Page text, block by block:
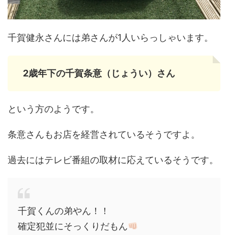
千賀健永さんには弟さんが1人いらっしゃいます。
2歳年下の千賀条意（じょうい）さん
という方のようです。
条意さんもお店を経営されているそうですよ。
過去にはテレビ番組の取材に応えているそうです。
千賀くんの弟やん！！
確定犯並にそっくりだもん